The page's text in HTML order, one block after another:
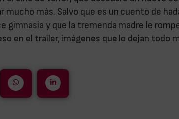
mucho más. Salvo que es un cuento de
gimnasia y que la tremenda madre le
en el trailer, imágenes que lo dejan todo